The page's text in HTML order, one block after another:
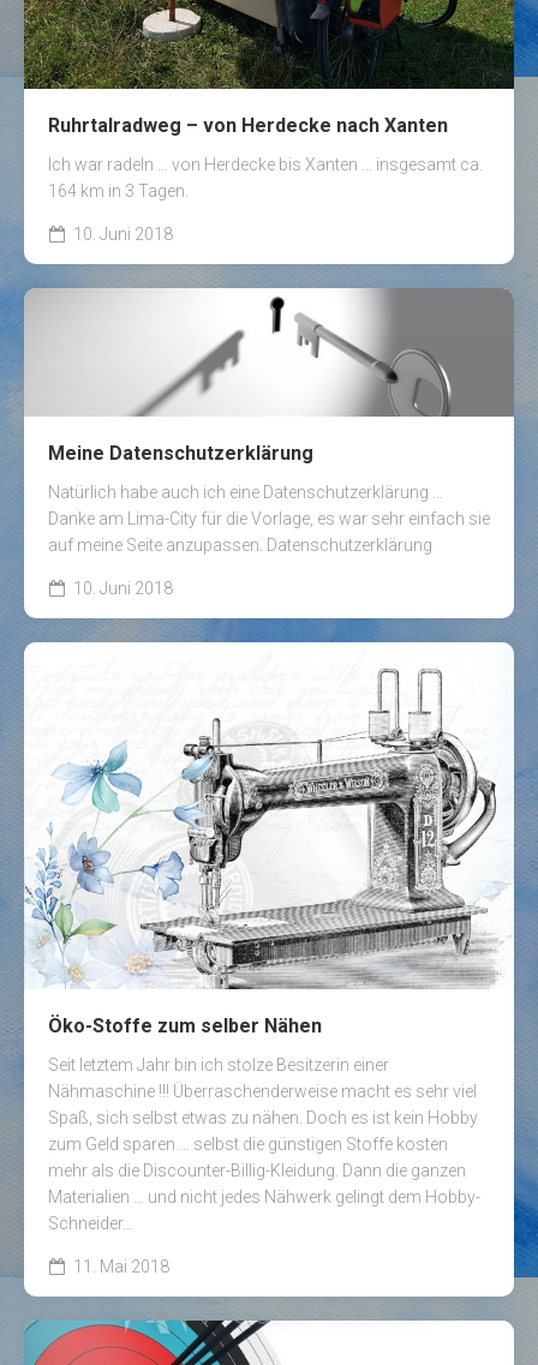
Ruhrtalradweg – von Herdecke nach Xanten
Ich war radeln … von Herdecke bis Xanten … insgesamt ca.
164 km in 3 Tagen.
10. Juni 2018
Meine Datenschutzerklärung
Natürlich habe auch ich eine Datenschutzerklärung …
Danke am Lima-City für die Vorlage, es war sehr einfach sie
auf meine Seite anzupassen. Datenschutzerklärung
10. Juni 2018
Öko-Stoffe zum selber Nähen
Seit letztem Jahr bin ich stolze Besitzerin einer
Nähmaschine !!! Überraschenderweise macht es sehr viel
Spaß, sich selbst etwas zu nähen. Doch es ist kein Hobby
zum Geld sparen … selbst die günstigen Stoffe kosten
mehr als die Discounter-Billig-Kleidung. Dann die ganzen
Materialien … und nicht jedes Nähwerk gelingt dem Hobby-
Schneider...
11. Mai 2018